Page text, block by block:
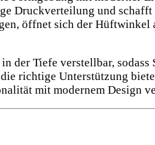
Druckverteilung und
öffnet sich der
der Tiefe verstellbar,
richtige Unterstützung
mit modernem Design